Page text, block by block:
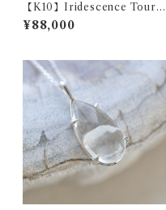
【K10】Iridescence Tourm
aline K10YG Ring イリデッ
センストルマリン リング
¥88,000